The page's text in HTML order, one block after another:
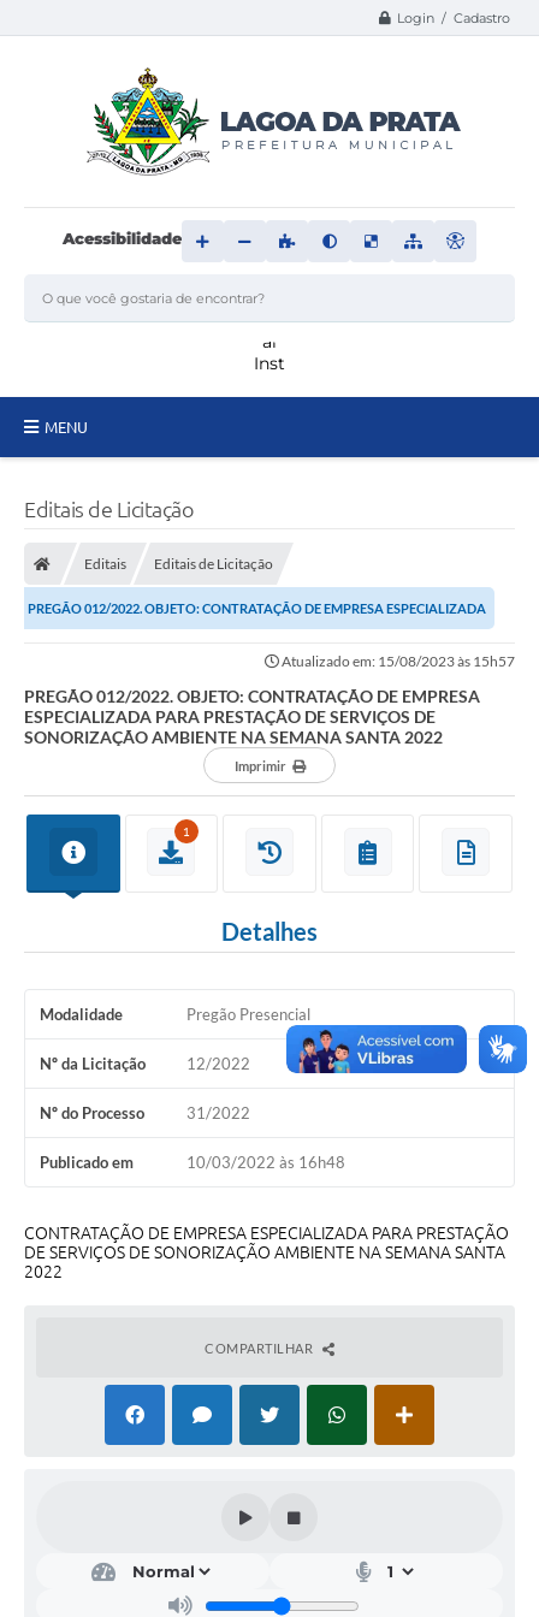
Login / Cadastro
Acessibilidade
MENU
Carta de Serviços
Telefones Úteis
IPTU, ALVARÁ, ISS E OUTROS SERVIÇOS
Notas Fiscais Eletrônicas
Covid-19
Serviços Online
Conselhos Municipais
Sala Mineira do Empreendedor
PAD
Termos de Uso & Política de Privacidade
Editais de Licitação
Editais Editais de Licitação
PREGÃO 012/2022. OBJETO: CONTRATAÇÃO DE EMPRESA ESPECIALIZADA
PARA PRESTAÇÃO DE SERVIÇOS DE SONORIZAÇÃO...
Atualizado em: 15/08/2023 às 15h57
PREGÃO 012/2022. OBJETO: CONTRATAÇÃO DE EMPRESA
ESPECIALIZADA PARA PRESTAÇÃO DE SERVIÇOS DE
SONORIZAÇÃO AMBIENTE NA SEMANA SANTA 2022
Imprimir
1
Detalhes
Modalidade Pregão Presencial
Nº da Licitação 12/2022
Nº do Processo 31/2022
Publicado em 10/03/2022 às 16h48
CONTRATAÇÃO DE EMPRESA ESPECIALIZADA PARA PRESTAÇÃO
DE SERVIÇOS DE SONORIZAÇÃO AMBIENTE NA SEMANA SANTA
2022
COMPARTILHAR